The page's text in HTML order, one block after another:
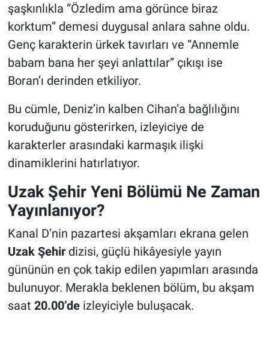
şaşkınlıkla “Özledim ama görünce biraz
korktum” demesi duygusal anlara sahne oldu.
Genç karakterin ürkek tavırları ve “Annemle
babam bana her şeyi anlattılar” çıkışı ise
Boran’ı derinden etkiliyor.
Bu cümle, Deniz’in kalben Cihan’a bağlılığını
koruduğunu gösterirken, izleyiciye de
karakterler arasındaki karmaşık ilişki
dinamiklerini hatırlatıyor.
Uzak Şehir Yeni Bölümü Ne Zaman
Yayınlanıyor?
Kanal D’nin pazartesi akşamları ekrana gelen
Uzak Şehirdizisi, güçlü hikâyesiyle yayın
gününün en çok takip edilen yapımları arasında
bulunuyor. Merakla beklenen bölüm, bu akşam
saat 20.00’deizleyiciyle buluşacak.